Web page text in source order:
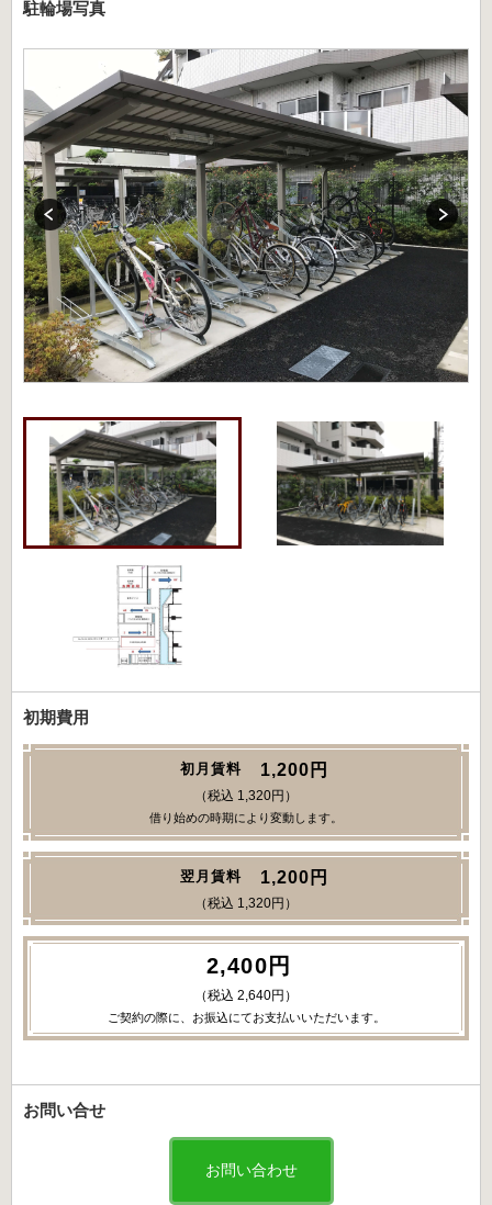
駐輪場写真
初期費用
初月賃料 1,200円
（税込 1,320円）
借り始めの時期により変動します。
翌月賃料 1,200円
（税込 1,320円）
2,400円
（税込 2,640円）
ご契約の際に、お振込にてお支払いいただいます。
お問い合せ
お問い合わせ